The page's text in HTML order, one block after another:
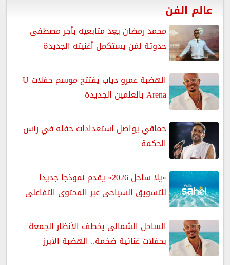
عالم الفن
محمد رمضان يعِد متابعيه بأجر مصطفى
حدوتة لمَن يستكمل أغنيته الجديدة
الهضبة عمرو دياب يفتتح موسم حفلات U
Arena بالعلمين الجديدة
حماقي يواصل استعدادات حفله في رأس
الحكمة
«يلا ساحل 2026» يقدم نموذجا جديدا
للتسويق السياحى عبر المحتوى التفاعلى
الساحل الشمالى يخطف الأنظار الجمعة
بحفلات غنائية ضخمة.. الهضبة الأبرز